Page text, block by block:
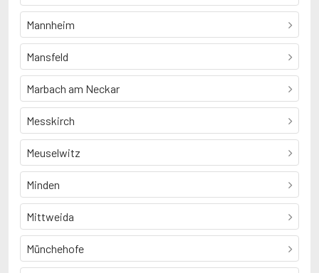
Mannheim
Mansfeld
Marbach am Neckar
Messkirch
Meuselwitz
Minden
Mittweida
Münchehofe